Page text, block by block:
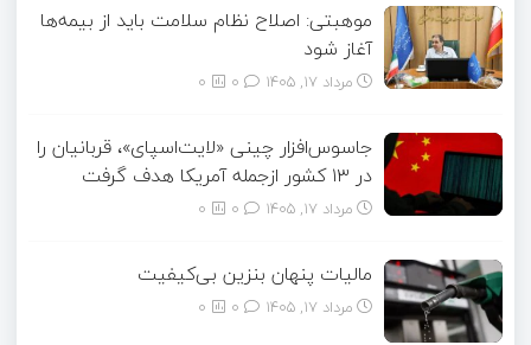
موهبتی: اصلاح نظام سلامت باید از بیمه‌ها
آغاز شود
مرداد ۱۷, ۱۴۰۵ 0
جاسوس‌افزار چینی «لایت‌اسپای»، قربانیان را
در ۱۳ کشور ازجمله آمریکا هدف گرفت
مرداد ۱۷, ۱۴۰۵ 0
مالیات پنهان بنزین بی‌کیفیت
مرداد ۱۷, ۱۴۰۵ 0